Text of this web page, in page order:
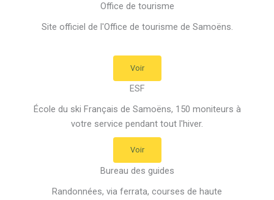
Office de tourisme
Site officiel de l'Office de tourisme de Samoëns.
Voir
ESF
École du ski Français de Samoëns, 150 moniteurs à
votre service pendant tout l'hiver.
Voir
Bureau des guides
Randonnées, via ferrata, courses de haute